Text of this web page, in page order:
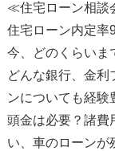
≪住宅ローン相
住宅ローン内定率
今、どのくらいま
どんな銀行、金利
ンについても経験
頭金は必要？諸費
い、車のローンが